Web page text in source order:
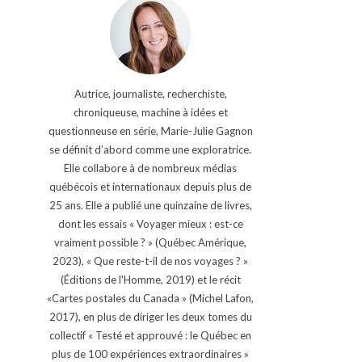
Autrice, journaliste, recherchiste,
chroniqueuse, machine à idées et
questionneuse en série, Marie-Julie Gagnon
se définit d’abord comme une exploratrice.
Elle collabore à de nombreux médias
québécois et internationaux depuis plus de
25 ans. Elle a publié une quinzaine de livres,
dont les essais « Voyager mieux : est-ce
vraiment possible ? » (Québec Amérique,
2023), « Que reste-t-il de nos voyages ? »
(Éditions de l'Homme, 2019) et le récit
«Cartes postales du Canada » (Michel Lafon,
2017), en plus de diriger les deux tomes du
collectif « Testé et approuvé : le Québec en
plus de 100 expériences extraordinaires »